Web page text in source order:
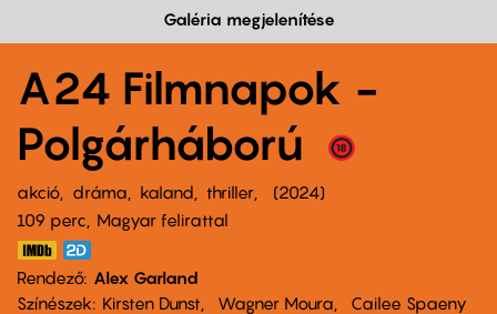
Galéria megjelenítése
A24 Filmnapok -
Polgárháború
akció dráma kaland thriller
2024
109 perc,
Magyar felirattal
Rendező
Alex Garland
Színészek
Kirsten Dunst Wagner Moura
Cailee Spaeny